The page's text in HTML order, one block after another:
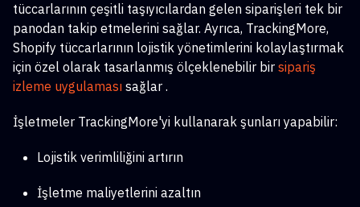
tüccarlarının çeşitli taşıyıcılardan gelen siparişleri tek bir
panodan takip etmelerini sağlar. Ayrıca, TrackingMore,
Shopify tüccarlarının lojistik yönetimlerini kolaylaştırmak
için özel olarak tasarlanmış ölçeklenebilir bir sipariş
izleme uygulaması sağlar .
İşletmeler TrackingMore'yi kullanarak şunları yapabilir:
Lojistik verimliliğini artırın
İşletme maliyetlerini azaltın